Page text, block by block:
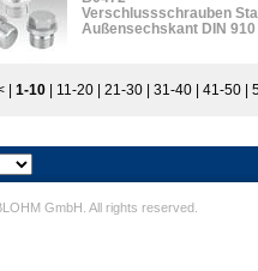
Verschlussschrauben
Außensechskant DIN 910
1-10 11-20 21-30 31-40 41-50
GmbH. All rights reserved.